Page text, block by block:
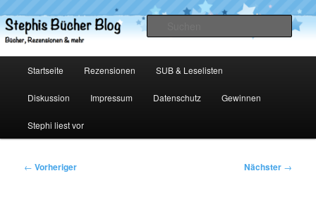
primären
Inhalt
Stephis Bücher Blog
Startseite Rezensionen SUB & Leselisten
Diskussion Impressum Datenschutz Gewinnen
Stephi liest vor
Beitragsnavigation
← Vorheriger Nächster →